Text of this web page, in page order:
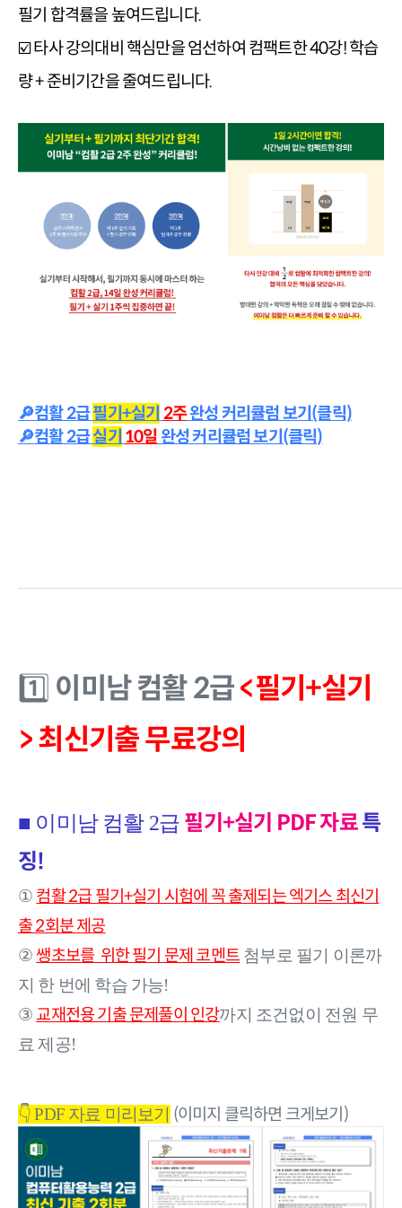
필기 합격률을 높여드립니다.
☑️ 타사 강의대비 핵심만을 엄선하여 컴팩트한 40강! 학습
량 + 준비기간을 줄여드립니다.
🔎컴활 2급 필기+실기 2주 완성 커리큘럼 보기(클릭)
🔎컴활 2급실기 10일완성 커리큘럼 보기(클릭)
1️⃣ 이미남 컴활 2급<필기+실기
> 최신기출 무료강의
■ 이미남 컴활 2급 필기+실기 PDF 자료특
징!
① 컴활 2급 필기+실기 시험에 꼭 출제되는 엑기스 최신기
출 2회분 제공
②쌩초보를 위한 필기 문제 코멘트첨부로 필기 이론까
지 한 번에 학습 가능!
③ 교재전용 기출 문제풀이 인강까지 조건없이 전원 무
료 제공!
👇 PDF 자료 미리보기 (이미지 클릭하면 크게보기)